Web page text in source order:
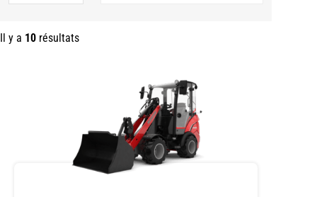
Il y a 10 résultats